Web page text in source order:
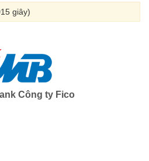
giây)
Công ty Fico